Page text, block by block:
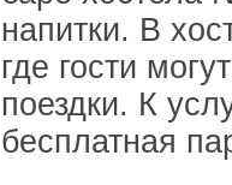
напитки. В
где гости
поездки. К
бесплатная